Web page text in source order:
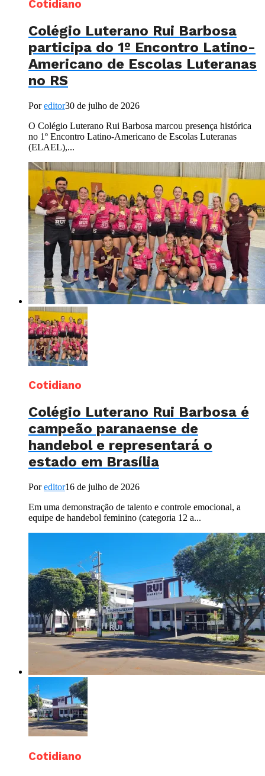
Cotidiano
Colégio Luterano Rui Barbosa
participa do 1º Encontro Latino-
Americano de Escolas Luteranas
no RS
Poreditor30 de julho de 2026
O Colégio Luterano Rui Barbosa marcou presença histórica
no 1º Encontro Latino-Americano de Escolas Luteranas
(ELAEL),...
Cotidiano
Colégio Luterano Rui Barbosa é
campeão paranaense de
handebol e representará o
estado em Brasília
Poreditor16 de julho de 2026
Em uma demonstração de talento e controle emocional, a
equipe de handebol feminino (categoria 12 a...
Cotidiano